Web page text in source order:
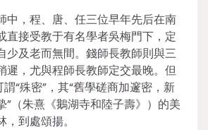
中，程、唐、任三位早年先后在南
直接受教于有名學者吳梅門下，定
少及老而無間。錢師長教師則與三
遲，尤與程師長教師定交最晚。但
謂“殊密”，其“舊學磋商加邃密，新
”（朱熹《鵝湖寺和陸子壽》）的美
到處頌揚。